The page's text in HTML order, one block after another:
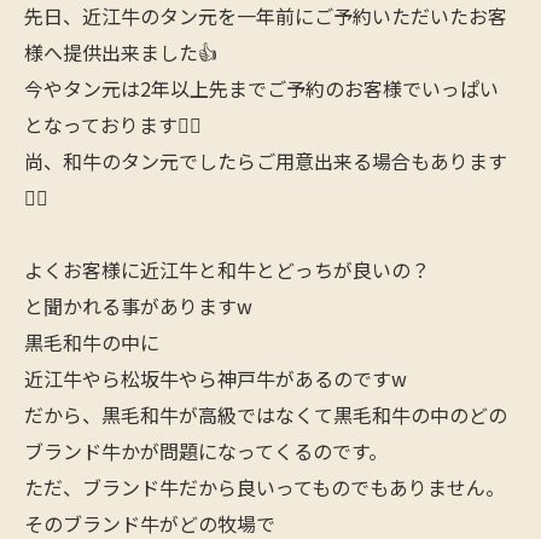
先日、近江牛のタン元を一年前にご予約いただいたお客
様へ提供出来ました👍
今やタン元は2年以上先までご予約のお客様でいっぱい
となっております🙇‍♂️
尚、和牛のタン元でしたらご用意出来る場合もあります
🙋‍♂️
よくお客様に近江牛と和牛とどっちが良いの？
と聞かれる事がありますw
黒毛和牛の中に
近江牛やら松坂牛やら神戸牛があるのですw
だから、黒毛和牛が高級ではなくて黒毛和牛の中のどの
ブランド牛かが問題になってくるのです。
ただ、ブランド牛だから良いってものでもありません。
そのブランド牛がどの牧場で